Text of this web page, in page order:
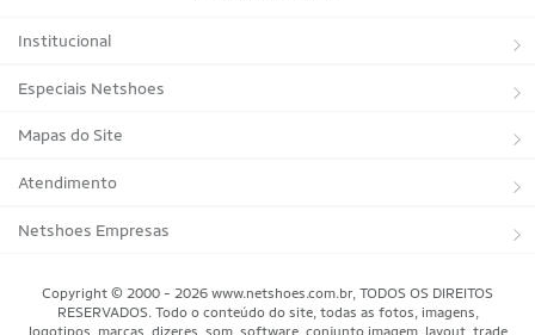
Institucional
Sobre a Netshoes
Política de Privacidade
Programa de Afiliados
Regulamentos
Programa de Integridade
Especiais Netshoes
Suplementos
Corrida
Bicicletas
Mapas do Site
Marcas
Tipos de Produtos
Atendimento
Trocas e devoluções
Minha Conta
Netshoes Empresas
Copyright © 2000 - 2026 www.netshoes.com.br, TODOS OS DIREITOS
RESERVADOS. Todo o conteúdo do site, todas as fotos, imagens,
logotipos, marcas, dizeres, som, software, conjunto imagem, layout, trade